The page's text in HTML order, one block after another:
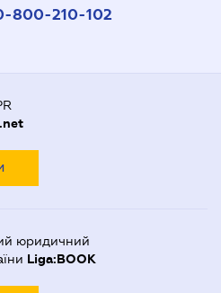
800-210-102
юридичний
Liga:BOOK